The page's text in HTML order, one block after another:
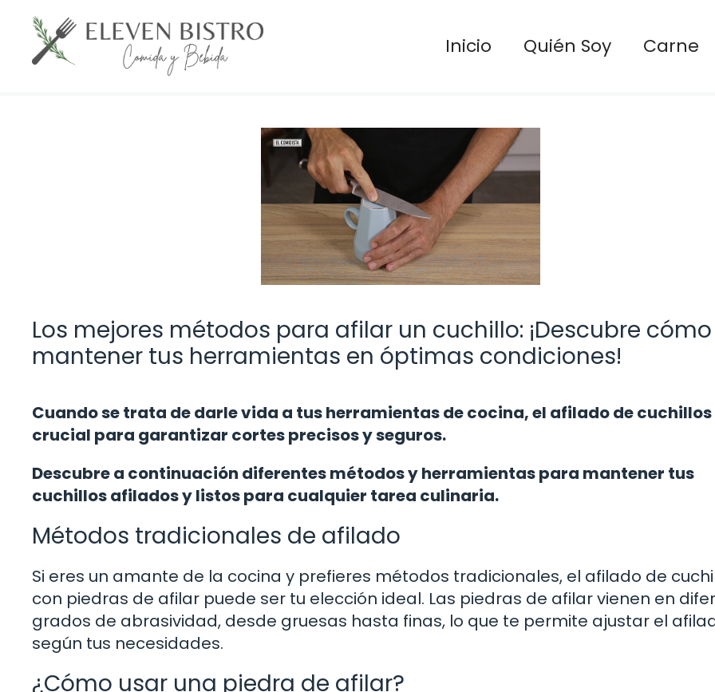
Saltar
contenido
Inicio Quién Soy Carne
Los mejores métodos para afilar un cuchillo: ¡Descubre cómo
mantener tus herramientas en óptimas condiciones!
Cuando se trata de darle vida a tus herramientas de cocina, el afilado de cuchillos
crucial para garantizar cortes precisos y seguros.
Descubre a continuación diferentes métodos y herramientas para mantener tus
cuchillos afilados y listos para cualquier tarea culinaria.
Métodos tradicionales de afilado
Si eres un amante de la cocina y prefieres métodos tradicionales, el afilado de
con piedras de afilar puede ser tu elección ideal. Las piedras de afilar vienen en
grados de abrasividad, desde gruesas hasta finas, lo que te permite ajustar el
según tus necesidades.
¿Cómo usar una piedra de afilar?